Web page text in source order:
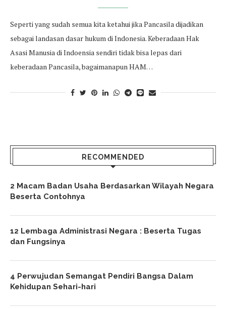
Seperti yang sudah semua kita ketahui jika Pancasila dijadikan
sebagai landasan dasar hukum di Indonesia. Keberadaan Hak
Asasi Manusia di Indoensia sendiri tidak bisa lepas dari
keberadaan Pancasila, bagaimanapun HAM…
RECOMMENDED
2 Macam Badan Usaha Berdasarkan Wilayah Negara
Beserta Contohnya
12 Lembaga Administrasi Negara : Beserta Tugas
dan Fungsinya
4 Perwujudan Semangat Pendiri Bangsa Dalam
Kehidupan Sehari-hari